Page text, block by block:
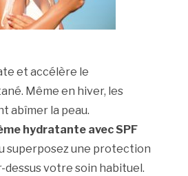
et accélère le
Même en hiver, les
abîmer la peau.
hydratante avec SPF
superposez une protection
votre soin habituel.